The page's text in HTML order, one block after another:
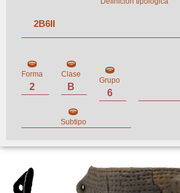
2B6II
Forma
2
Clase
B
Grupo
6
Subtipo